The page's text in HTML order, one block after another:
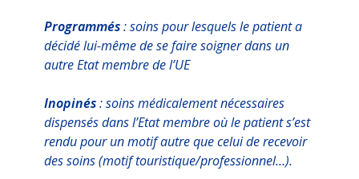
Programmés: soins pour lesquels le patient a
décidé lui-même de se faire soigner dans un
autre Etat membre de l’UE
Inopinés: soins médicalement nécessaires
dispensés dans l’Etat membre où le patient s’est
rendu pour un motif autre que celui de recevoir
des soins (motif touristique/professionnel…).